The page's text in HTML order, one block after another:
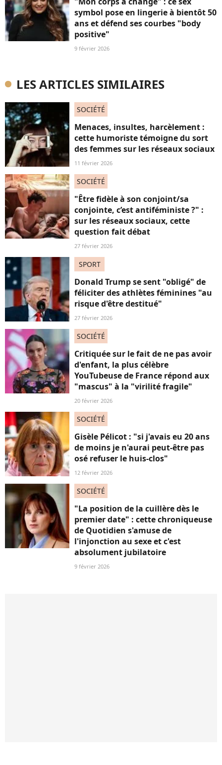
symbol pose en lingerie à bientôt 50
ans et défend ses courbes "body
positive"
9 février 2026
LES ARTICLES SIMILAIRES
SOCIÉTÉ
Menaces, insultes, harcèlement :
cette humoriste témoigne du sort
des femmes sur les réseaux sociaux
11 février 2026
SOCIÉTÉ
"Être fidèle à son conjoint/sa
conjointe, c’est antiféministe ?" :
sur les réseaux sociaux, cette
question fait débat
27 février 2026
SPORT
Donald Trump se sent "obligé" de
féliciter des athlètes féminines "au
risque d'être destitué"
27 février 2026
SOCIÉTÉ
Critiquée sur le fait de ne pas avoir
d'enfant, la plus célèbre
YouTubeuse de France répond aux
"mascus" à la "virilité fragile"
20 février 2026
SOCIÉTÉ
Gisèle Pélicot : "si j'avais eu 20 ans
de moins je n'aurai peut-être pas
osé refuser le huis-clos"
12 février 2026
SOCIÉTÉ
"La position de la cuillère dès le
premier date" : cette chroniqueuse
de Quotidien s'amuse de
l'injonction au sexe et c'est
absolument jubilatoire
9 février 2026